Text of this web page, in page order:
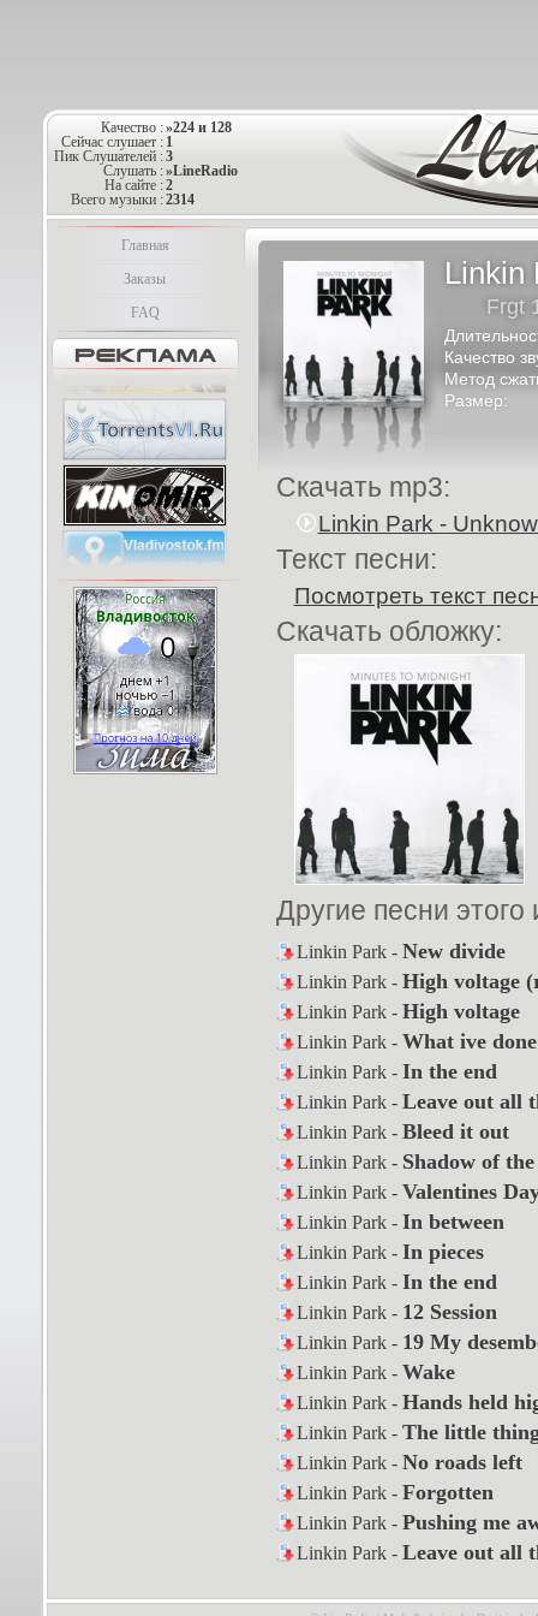
Качество :»224 и 128
Сейчас слушает : 1
Пик Слушателей :3
Слушать :»LineRadio
На сайте :2
Всего музыки :2314
Главная
Заказы
FAQ
Linkin
Frgt
Качество
Метод
Размер:
Скачать mp3:
Linkin Park -
Текст песни:
Посмотреть текст
Скачать обложку:
Другие песни
Linkin Park - New divide
Linkin Park - High voltage
Linkin Park - High voltage
Linkin Park - What ive done
Linkin Park - In the end
Linkin Park - Leave out all
Linkin Park - Bleed it out
Linkin Park - Shadow of
Linkin Park - Valentines
Linkin Park - In between
Linkin Park - In pieces
Linkin Park - In the end
Linkin Park - 12 Session
Linkin Park - 19 My
Linkin Park - Wake
Linkin Park - Hands held
Linkin Park - The little
Linkin Park - No roads left
Linkin Park - Forgotten
Linkin Park - Pushing me
Linkin Park - Leave out all